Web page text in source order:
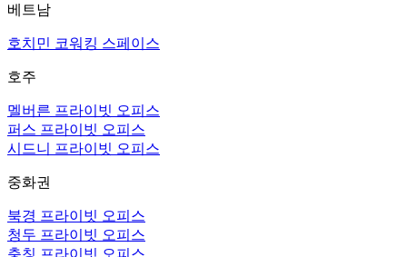
베트남
호치민 코워킹 스페이스
호주
멜버른 프라이빗 오피스
퍼스 프라이빗 오피스
시드니 프라이빗 오피스
중화권
북경 프라이빗 오피스
청두 프라이빗 오피스
충칭 프라이빗 오피스